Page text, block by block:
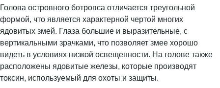
Голова островного ботропса отличается треугольной
формой, что является характерной чертой многих
ядовитых змей. Глаза большие и выразительные, с
вертикальными зрачками, что позволяет змее хорошо
видеть в условиях низкой освещенности. На голове также
расположены ядовитые железы, которые производят
токсин, используемый для охоты и защиты.